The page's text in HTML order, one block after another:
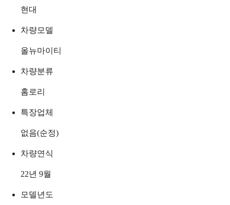
현대
차량모델
올뉴마이티
차량분류
홈로리
특장업체
없음(순정)
차량연식
22년 9월
모델년도